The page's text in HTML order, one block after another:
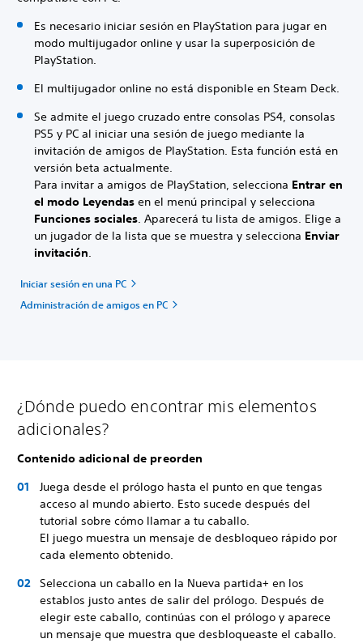
Es necesario iniciar sesión en PlayStation para jugar en
modo multijugador online y usar la superposición de
PlayStation.
El multijugador online no está disponible en Steam Deck.
Se admite el juego cruzado entre consolas PS4, consolas
PS5 y PC al iniciar una sesión de juego mediante la
invitación de amigos de PlayStation. Esta función está en
versión beta actualmente.
Para invitar a amigos de PlayStation, selecciona Entrar en
el modo Leyendas en el menú principal y selecciona
Funciones sociales. Aparecerá tu lista de amigos. Elige a
un jugador de la lista que se muestra y selecciona Enviar
invitación.
Iniciar sesión en una PC
Administración de amigos en PC
¿Dónde puedo encontrar mis elementos
adicionales?
Contenido adicional de preorden
Juega desde el prólogo hasta el punto en que tengas
acceso al mundo abierto. Esto sucede después del
tutorial sobre cómo llamar a tu caballo.
El juego muestra un mensaje de desbloqueo rápido por
cada elemento obtenido.
Selecciona un caballo en la Nueva partida+ en los
establos justo antes de salir del prólogo. Después de
elegir este caballo, continúas con el prólogo y aparece
un mensaje que muestra que desbloqueaste el caballo.